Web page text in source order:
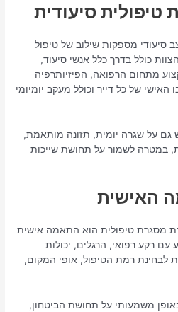
סיעודית
סיעודי מספקות שילוב של טיפול
כולל בדרך כלל אנשי סיעוד,
מתחום הרפואה, הפיזיותרפיה
של כל דייר וכולל מעקב יומיומי
גם על שגרה יומית, תזונה מותאמת,
במטרה לשמור על תחושת שייכות
האישית
מסגרת טיפולית הוא התאמה אישית
רקע רפואי, הרגלים, יכולות
לבחינת רמת הטיפול, אופי המקום,
משמעותי על תחושת הביטחון,